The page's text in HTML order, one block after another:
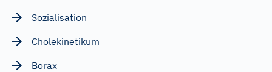
Sozialisation
Cholekinetikum
Borax